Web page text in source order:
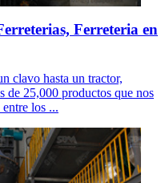
Ferreteria en
clavo hasta un tractor,
de 25,000 productos que nos
los ...